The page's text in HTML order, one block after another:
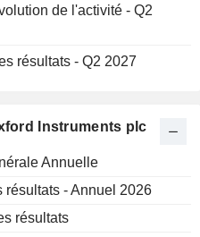
de l'activité - Q2
résultats - Q2 2027
Instruments plc
Annuelle
résultats - Annuel 2026
résultats